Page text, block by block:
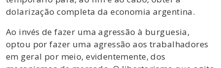
dolarização completa da economia argentina.
Ao invés de fazer uma agressão à burguesia,
optou por fazer uma agressão aos trabalhadores
em geral por meio, evidentemente, dos